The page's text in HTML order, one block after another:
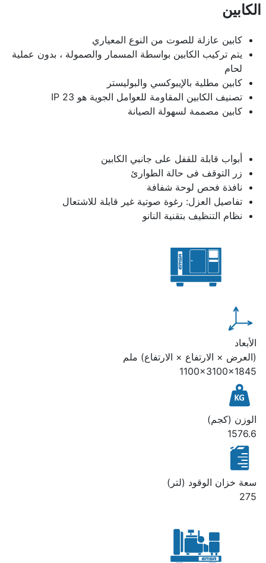
الكابين
كابين عازلة للصوت من النوع المعياري
يتم تركيب الكابين بواسطة المسمار والصمولة ، بدون عملية
لحام
كابين مطلية بالإيبوكسي والبوليستر
تصنيف الكابين المقاومة للعوامل الجوية هو IP 23
كابين مصممة لسهولة الصيانة
أبواب قابلة للقفل على جانبي الكابين
زر التوقف فى حالة الطوارئ
نافذة فحص لوحة شفافة
تفاصيل العزل: رغوة صوتية غير قابلة للاشتعال
نظام التنظيف بتقنية النانو
الأبعاد
(العرض × الارتفاع × الارتفاع) ملم
1100x3100x1845
الوزن (كجم)
1576.6
سعة خزان الوقود (لتر)
275